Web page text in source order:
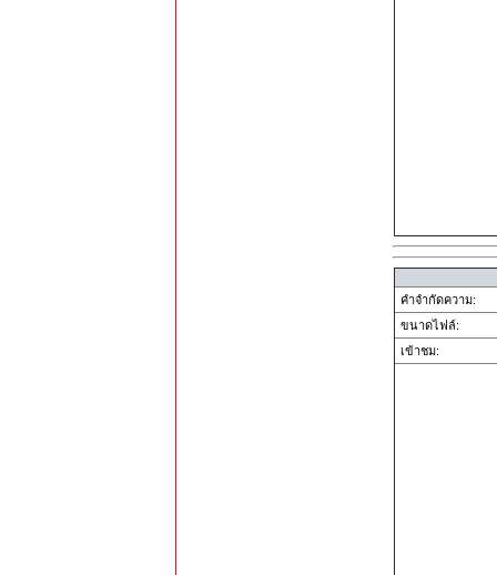
คำจำกัดความ:
ขนาดไฟล์:
เข้าชม: